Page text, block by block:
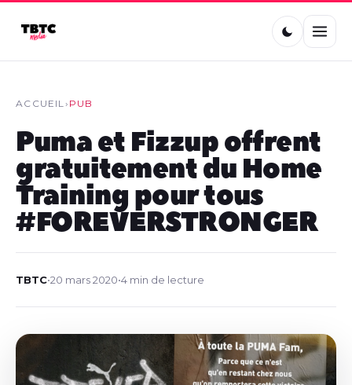
ACCUEIL› PUB
Puma et Fizzup offrent
gratuitement du Home
Training pour tous
#FOREVERSTRONGER
TBTC•20 mars 2020•4 min de lecture